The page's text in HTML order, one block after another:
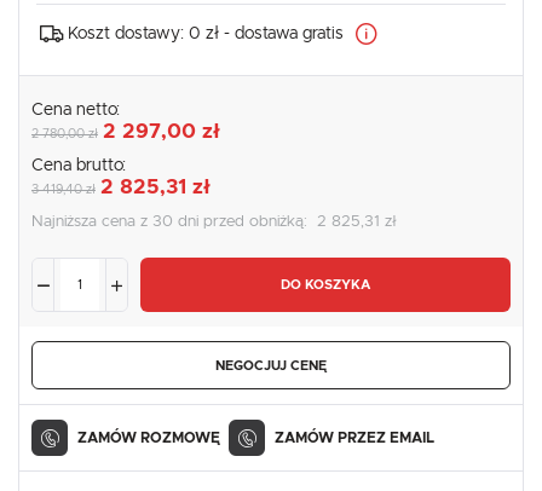
Koszt dostawy: 0 zł - dostawa gratis
Cena netto:
2 780,00 zł 2 297,00 zł
Cena brutto:
3 419,40 zł 2 825,31 zł
Najniższa cena z 30 dni przed obniżką: 2 825,31 zł
DO KOSZYKA
NEGOCJUJ CENĘ
ZAMÓW ROZMOWĘ ZAMÓW PRZEZ EMAIL